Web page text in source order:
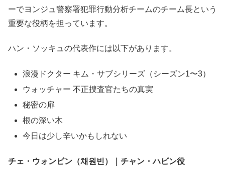
ーでヨンジュ警察署犯罪行動分析チームのチーム長という
重要な役柄を担っています。
ハン・ソッキュの代表作には以下があります。
浪漫ドクター キム・サブシリーズ（シーズン1〜3）
ウォッチャー 不正捜査官たちの真実
秘密の扉
根の深い木
今日は少し辛いかもしれない
チェ・ウォンビン（채원빈）｜チャン・ハビン役